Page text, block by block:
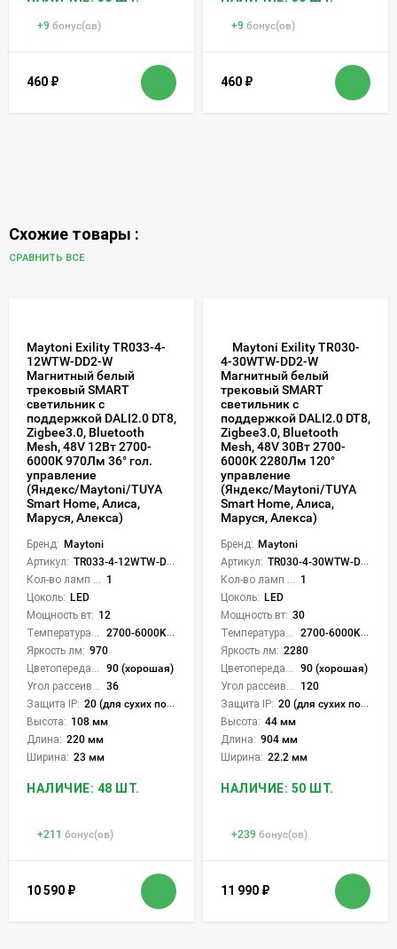
+9 бонус(ов)
460 ₽
+9 бонус(ов)
460 ₽
Схожие товары :
СРАВНИТЬ ВСЕ
Maytoni Exility TR033-4-
12WTW-DD2-W
Магнитный белый
трековый SMART
светильник с
поддержкой DALI2.0 DT8,
Zigbee3.0, Bluetooth
Mesh, 48V 12Вт 2700-
6000К 970Лм 36° гол.
управление
(Яндекс/Maytoni/TUYA
Smart Home, Алиса,
Маруся, Алекса)
Бренд: Maytoni
Артикул: TR033-4-12WTW-DD2-W
1
Цоколь: LED
Мощность вт: 12
2700-6000K (плавная рег.)
Яркость лм: 970
90 (хорошая)
36
Защита IP: 20 (для сухих пом.)
Высота: 108 мм
Длина: 220 мм
Ширина: 23 мм
НАЛИЧИЕ: 48 ШТ.
+211 бонус(ов)
10 590 ₽
Maytoni Exility TR030-
4-30WTW-DD2-W
Магнитный белый
трековый SMART
светильник с
поддержкой DALI2.0 DT8,
Zigbee3.0, Bluetooth
Mesh, 48V 30Вт 2700-
6000К 2280Лм 120°
управление
(Яндекс/Maytoni/TUYA
Smart Home, Алиса,
Маруся, Алекса)
Бренд: Maytoni
Артикул: TR030-4-30WTW-DD2-W
Кол-во ламп или LED: 1
Цоколь: LED
Мощность вт: 30
Температура света:
2700-6000K (плавная рег.)
Яркость лм: 2280
Цветопередача (CRI):
90 (хорошая)
Угол рассеивания света °:
120
Защита IP: 20 (для сухих пом.)
Высота: 44 мм
Длина: 904 мм
Ширина: 22.2 мм
НАЛИЧИЕ: 50 ШТ.
+239 бонус(ов)
11 990 ₽